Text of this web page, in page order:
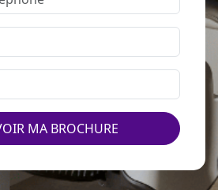
MA BROCHURE